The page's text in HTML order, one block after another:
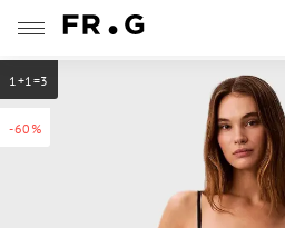
-60%
1+1=3